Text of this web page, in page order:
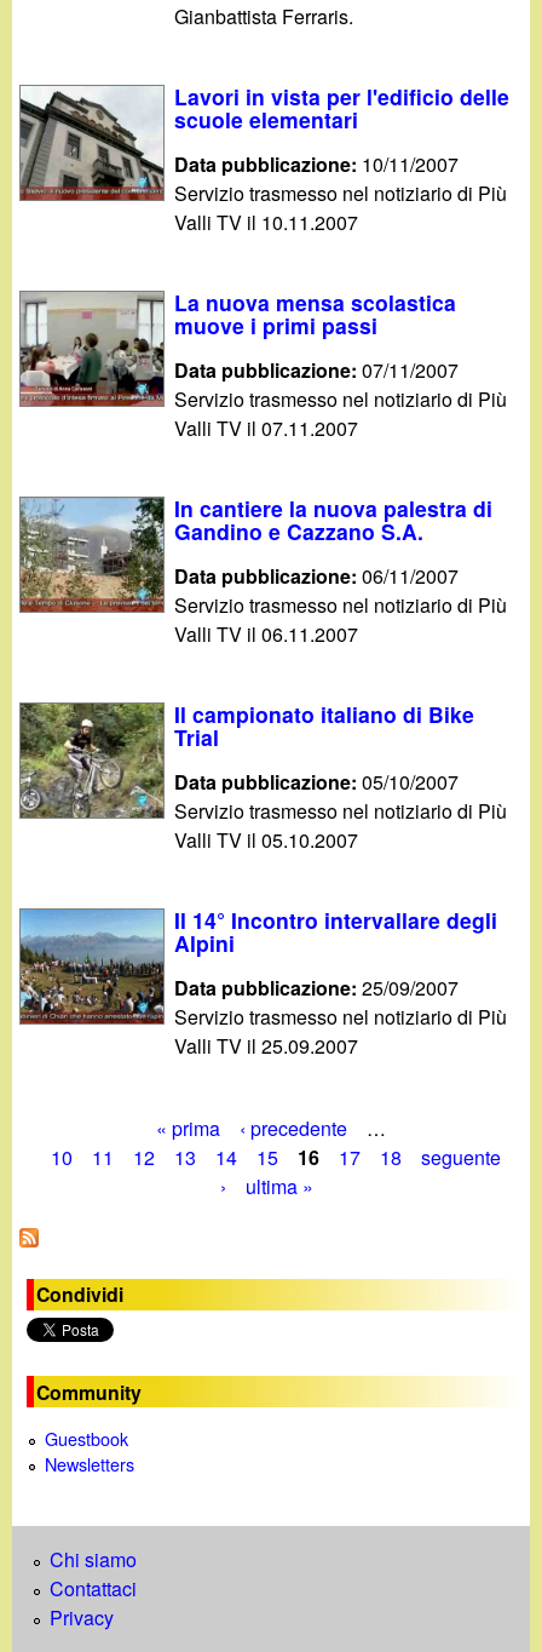
Gianbattista Ferraris.
Lavori in vista per l'edificio delle
scuole elementari
Data pubblicazione: 10/11/2007
Servizio trasmesso nel notiziario di Più
Valli TV il 10.11.2007
La nuova mensa scolastica
muove i primi passi
Data pubblicazione:07/11/2007
Servizio trasmesso nel notiziario di Più
Valli TV il 07.11.2007
In cantiere la nuova palestra di
Gandino e Cazzano S.A.
Data pubblicazione:06/11/2007
Servizio trasmesso nel notiziario di Più
Valli TV il 06.11.2007
Il campionato italiano di Bike
Trial
Data pubblicazione:05/10/2007
Servizio trasmesso nel notiziario di Più
Valli TV il 05.10.2007
Il 14° Incontro intervallare degli
Alpini
Data pubblicazione:25/09/2007
Servizio trasmesso nel notiziario di Più
Valli TV il 25.09.2007
g
i
n
e
« prima ‹ precedente
…
10
11 12 13 14 15 16 17 18
seguente
›
ultima »
Condividi
Community
Guestbook
Newsletters
Chi siamo
Contattaci
Privacy